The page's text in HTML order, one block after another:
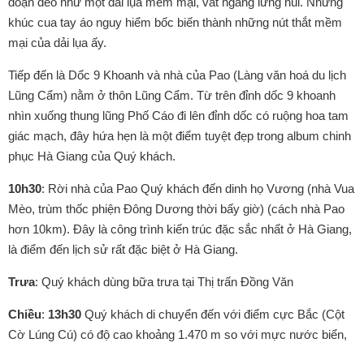
khúc cua tay áo nguy hiểm bốc biến thành những nút thắt mềm
mại của dải lụa ấy.
Tiếp đến là Dốc 9 Khoanh và nhà của Pao (Làng văn hoá du lịch
Lũng Cẩm) nằm ở thôn Lũng Cẩm. Từ trên đỉnh dốc 9 khoanh
nhìn xuống thung lũng Phố Cáo đi lên đỉnh dốc có ruộng hoa tam
giác mạch, đây hứa hẹn là một điểm tuyệt đẹp trong album chinh
phục Hà Giang của Quý khách.
10h30: Rời nhà của Pao Quý khách đến dinh họ Vương (nhà Vua
Mèo, trùm thốc phiện Đông Dương thời bấy giờ) (cách nhà Pao
hơn 10km). Đây là công trình kiến trúc đặc sắc nhất ở Hà Giang,
là điểm đến lịch sử rất đặc biệt ở Hà Giang.
Trưa: Quý khách dùng bữa trưa tại Thị trấn Đồng Văn
Chiều: 13h30 Quý khách di chuyển đến với điểm cực Bắc (Cột
Cờ Lúng Cú) có độ cao khoảng 1.470 m so với mực nước biển,